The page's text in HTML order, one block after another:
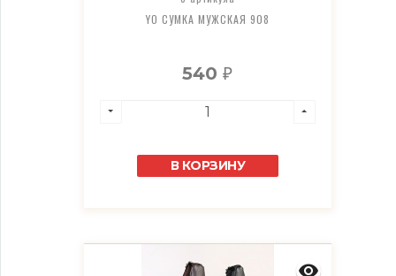
YO СУМКА МУЖСКАЯ 908
540₽
В КОРЗИНУ